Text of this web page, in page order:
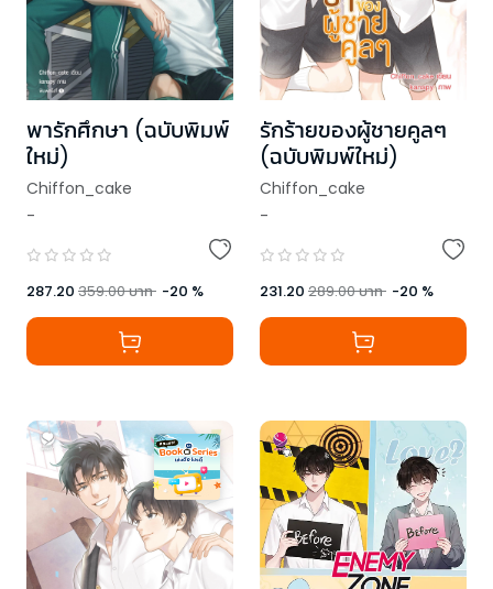
พารักศึกษา (ฉบับพิมพ์
ใหม่)
Chiffon_cake
-
287.20 359.00บาท -20 %
รักร้ายของผู้ชายคูลๆ
(ฉบับพิมพ์ใหม่)
Chiffon_cake
-
231.20 289.00บาท -20 %